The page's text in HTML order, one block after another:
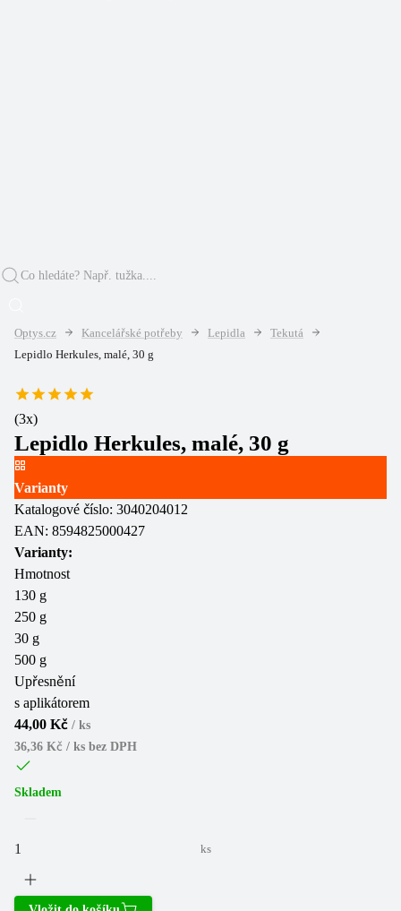
Optys.cz Kancelářské potřeby Lepidla
Tekutá
Lepidlo Herkules, malé, 30 g
(3x)
Lepidlo Herkules, malé, 30 g
Varianty
Katalogové číslo: 3040204012
EAN: 8594825000427
Varianty:
Hmotnost
130 g
250 g
30 g
500 g
Upřesnění
s aplikátorem
44,00 Kč / ks
36,36 Kč / ks bez DPH
Skladem
ks